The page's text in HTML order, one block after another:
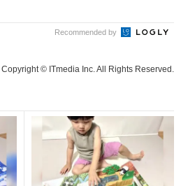
Recommended by
Copyright © ITmedia Inc. All Rights Reserved.